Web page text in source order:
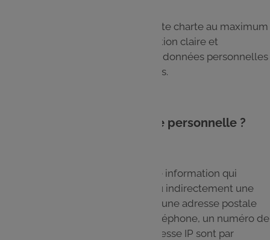
Nous avons souhaité simplifier cette charte au maximum
afin de vous apporter une information claire et
transparente sur la façon dont vos données personnelles
sont collectées, traitées et utilisées.
1.2. Qu’est-ce qu’une donnée personnelle ?
Une donnée personnelle est toute information qui
permet d’identifier directement ou indirectement une
personne physique. Ainsi, un nom, une adresse postale
ou électronique, un numéro de téléphone, un numéro de
Carte E.Leclerc ou encore une adresse IP sont par